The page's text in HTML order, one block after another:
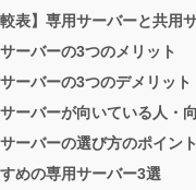
較表】専用サーバーと共用
ーバーの3つのメリット
ーバーの3つのデメリット
ーバーが向いている人・
ーバーの選び方のポイン
めの専用サーバー3選